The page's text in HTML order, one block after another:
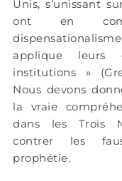
Unis, s’unissant
ont en
applique leurs
institutions »
Nous devons
la vraie
dans les Trois
contrer les
prophétie.